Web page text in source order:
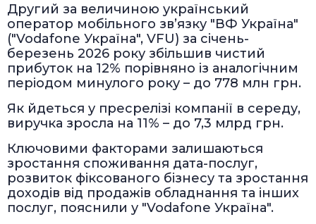
Другий за величиною український
оператор мобільного зв’язку "ВФ Україна"
("Vodafone Україна", VFU) за січень-
березень 2026 року збільшив чистий
прибуток на 12% порівняно із аналогічним
періодом минулого року – до 778 млн грн.
Як йдеться у пресрелізі компанії в середу,
виручка зросла на 11% – до 7,3 млрд грн.
Ключовими факторами залишаються
зростання споживання дата-послуг,
розвиток фіксованого бізнесу та зростання
доходів від продажів обладнання та інших
послуг, пояснили у "Vodafone Україна".